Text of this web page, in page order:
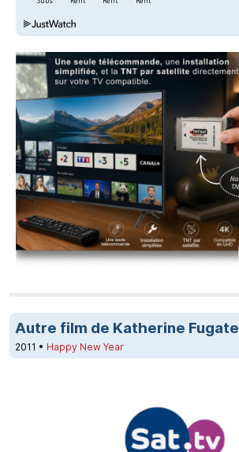
Autre film de Katherine Fugate
2011 • Happy New Year